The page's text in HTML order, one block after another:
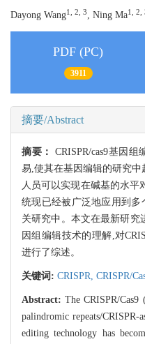
Dayong Wang1, 2, 3, Ning Ma1, 2,
PDF (PC)
3911
摘要/Abstract
摘要：CRISPR/cas9基因
易,使其在基因编辑的研究
人员可以实现在碱基的水平
统现已经被广泛地应用到多
关研究中。本文在最新研究
因组编辑技术的理解,对
进行了综述。
关键词: CRISPR, CRISPR/
Abstract:The CRISPR/Cas9
palindromic repeats/CRISPR-
editing technology has